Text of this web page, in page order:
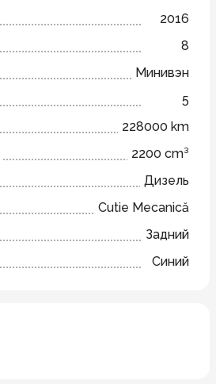
2016
8
Минивэн
5
228000 km
2200 cm³
Дизель
Cutie Mecanică
Задний
Синий